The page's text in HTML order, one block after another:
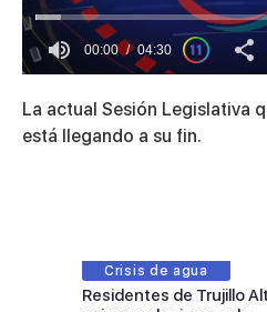
seconds
of
4
00:01 04:30
La actual Sesión Legislativa
está llegando a su fin.
Crisis de agua
Residentes de Trujillo